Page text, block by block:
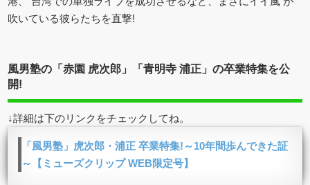
吹いている彼らたちを直撃!
風男塾の「赤園 虎次郎」「青明寺 浦正」の卒業特集を公
開!
↓詳細は下のリンクをチェックしてね。
「風男塾」虎次郎・浦正 卒業特集!～10年間歩んできた証
～【ミューズクリップ WEB限定号】